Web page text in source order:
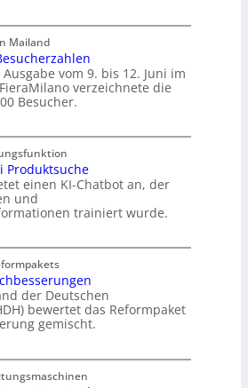
Mailand
vom 9. bis 12. Juni im
verzeichnete die
Besucher.
Produktsuche
einen KI-Chatbot an, der
und
trainiert wurde.
der Deutschen
bewertet das Reformpaket
gemischt.